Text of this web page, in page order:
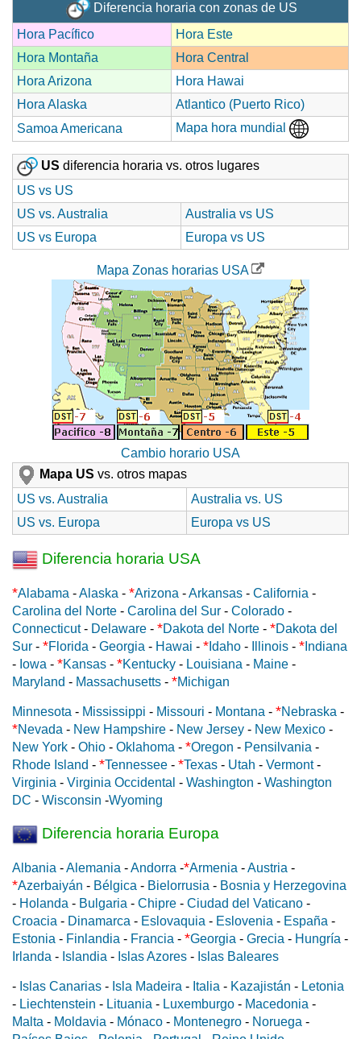
Diferencia horaria con zonas de US
Hora Pacífico
Hora Este
Hora Montaña
Hora Central
Hora Arizona
Hora Hawai
Hora Alaska
Atlantico (Puerto Rico)
Samoa Americana
Mapa hora mundial
US diferencia horaria vs. otros lugares
US vs US
US vs. Australia
Australia vs US
US vs Europa
Europa vs US
Mapa Zonas horarias USA
Cambio horario USA
Mapa US vs. otros mapas
US vs. Australia
Australia vs. US
US vs. Europa
Europa vs US
Diferencia horaria USA
*Alabama -Alaska - *Arizona -Arkansas - California -
Carolina del Norte - Carolina del Sur - Colorado -
Connecticut- Delaware - *Dakota del Norte - *Dakota del
Sur - *Florida - Georgia - Hawai - * Idaho - Illinois - * Indiana
- Iowa - *Kansas - *Kentucky - Louisiana - Maine -
Maryland - Massachusetts - *Michigan
Minnesota - Mississippi - Missouri - Montana - *Nebraska -
*Nevada - New Hampshire - New Jersey - New Mexico -
New York - Ohio - Oklahoma - *Oregon - Pensilvania -
Rhode Island - *Tennessee - *Texas - Utah - Vermont-
Virginia - Virginia Occidental - Washington - Washington
DC - Wisconsin -Wyoming
Diferencia horaria Europa
Albania -Alemania -Andorra -*Armenia -Austria -
*Azerbaiyán - Bélgica - Bielorrusia - Bosnia y Herzegovina
- Holanda - Bulgaria - Chipre - Ciudad del Vaticano -
Croacia - Dinamarca - Eslovaquia - Eslovenia - España -
Estonia - Finlandia - Francia - *Georgia - Grecia - Hungría -
Irlanda - Islandia - Islas Azores - Islas Baleares
- Islas Canarias - Isla Madeira - Italia - Kazajistán - Letonia
- Liechtenstein - Lituania - Luxemburgo - Macedonia -
Malta - Moldavia - Mónaco - Montenegro - Noruega -